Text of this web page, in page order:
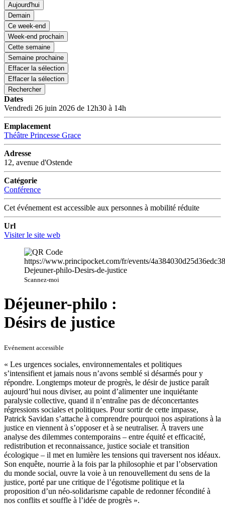
Aujourd'hui
Demain
Ce week-end
Week-end prochain
Cette semaine
Semaine prochaine
Effacer la sélection
Effacer la sélection
Rechercher
Dates
Vendredi 26 juin 2026 de 12h30 à 14h
Emplacement
Théâtre Princesse Grace
Adresse
12, avenue d'Ostende
Catégorie
Conférence
Cet événement est accessible aux personnes à mobilité réduite
Url
Visiter le site web
Scannez-moi
Déjeuner-philo :
Désirs de justice
Evénement accessible
« Les urgences sociales, environnementales et politiques
s’intensifient et jamais nous n’avons semblé si désarmés pour y
répondre. Longtemps moteur de progrès, le désir de justice paraît
aujourd’hui nous diviser, au point d’alimenter une inquiétante
paralysie collective, quand il n’entraîne pas de déconcertantes
régressions sociales et politiques. Pour sortir de cette impasse,
Patrick Savidan s’attache à comprendre pourquoi nos aspirations à la
justice en viennent à s’opposer et à se neutraliser. À travers une
analyse des dilemmes contemporains – entre équité et efficacité,
redistribution et reconnaissance, justice sociale et transition
écologique – il met en lumière les tensions qui traversent nos idéaux.
Son enquête, nourrie à la fois par la philosophie et par l’observation
du monde social, ouvre la voie à un renouvellement du sens de la
justice, porté par une critique de l’égotisme politique et la
proposition d’un néo-solidarisme capable de redonner fécondité à
nos conflits et souffle à l’idée de progrès ».